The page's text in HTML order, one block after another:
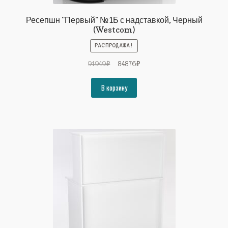
Ресепшн "Первый" №1Б с надставкой, Черный
(Westcom)
РАСПРОДАЖА!
91949₽
Первоначальная
составляла
91949₽.
84876₽Текущая
В корзину